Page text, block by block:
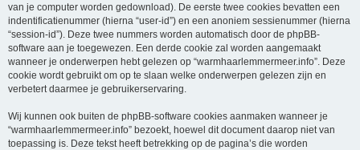
van je computer worden gedownload). De eerste twee cookies bevatten een
indentificatienummer (hierna “user-id”) en een anoniem sessienummer (hierna
“session-id”). Deze twee nummers worden automatisch door de phpBB-
software aan je toegewezen. Een derde cookie zal worden aangemaakt
wanneer je onderwerpen hebt gelezen op “warmhaarlemmermeer.info”. Deze
cookie wordt gebruikt om op te slaan welke onderwerpen gelezen zijn en
verbetert daarmee je gebruikerservaring.
Wij kunnen ook buiten de phpBB-software cookies aanmaken wanneer je
“warmhaarlemmermeer.info” bezoekt, hoewel dit document daarop niet van
toepassing is. Deze tekst heeft betrekking op de pagina’s die worden